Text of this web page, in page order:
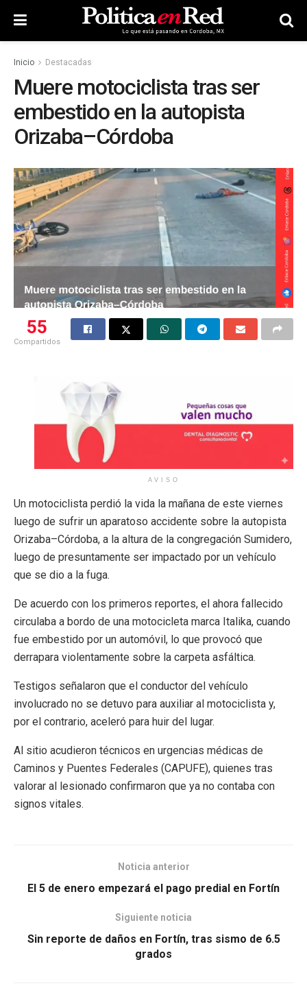
Inicio Destacadas
Muere motociclista tras ser
embestido en la autopista
Orizaba–Córdoba
55
Compartidos
AVISO
Un motociclista perdió la vida la mañana de este viernes
luego de sufrir un aparatoso accidente sobre la autopista
Orizaba–Córdoba, a la altura de la congregación Sumidero,
luego de presuntamente ser impactado por un vehículo
que se dio a la fuga.
De acuerdo con los primeros reportes, el ahora fallecido
circulaba a bordo de una motocicleta marca Italika, cuando
fue embestido por un automóvil, lo que provocó que
derrapara violentamente sobre la carpeta asfáltica.
Testigos señalaron que el conductor del vehículo
involucrado no se detuvo para auxiliar al motociclista y,
por el contrario, aceleró para huir del lugar.
Al sitio acudieron técnicos en urgencias médicas de
Caminos y Puentes Federales (CAPUFE), quienes tras
valorar al lesionado confirmaron que ya no contaba con
signos vitales.
Noticia anterior
El 5 de enero empezará el pago predial en Fortín
Siguiente noticia
Sin reporte de daños en Fortín, tras sismo de 6.5
grados